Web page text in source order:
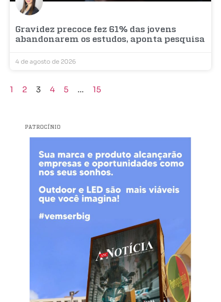
Gravidez precoce fez 61% das jovens
abandonarem os estudos, aponta pesquisa
4 de agosto de 2026
1 2 3 4 5 … 15
PATROCÍNIO